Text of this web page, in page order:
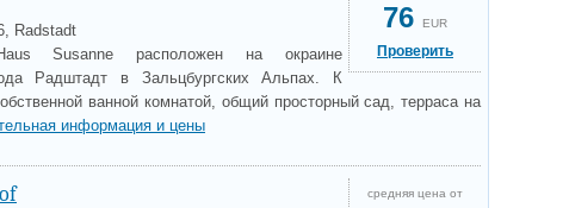
76 EUR
Проверить
Radstadt
Susanne расположен на окраине
Радштадт в Зальцбургских Альпах. К
ванной комнатой, общий просторный сад, терраса на
информация и цены
средняя цена от